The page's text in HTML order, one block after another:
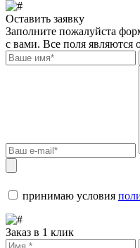
Оставить заявку
Заполните пожалуйста
с вами. Все поля являются
принимаю условия
Заказ в 1 клик